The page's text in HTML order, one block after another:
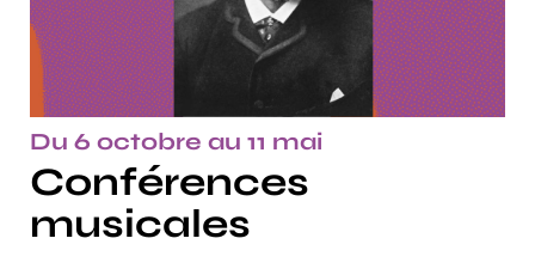
Du 6 octobre au 11 mai
Conférences
musicales